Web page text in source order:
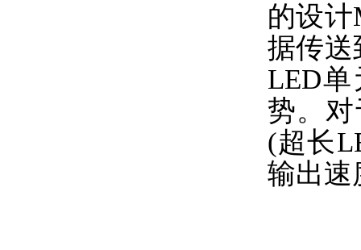
的设计
据传送
LED
势。
(超长
输出速